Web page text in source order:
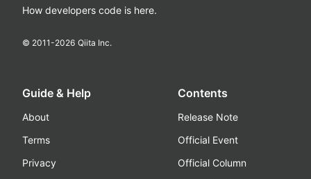
How developers code is here.
© 2011-2026 Qiita Inc.
Guide & Help
About
Terms
Privacy
Contents
Release Note
Official Event
Official Column